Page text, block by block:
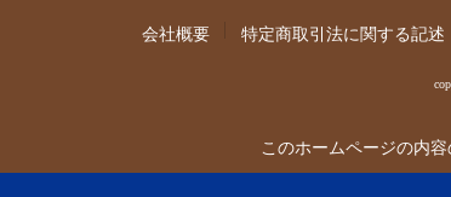
会社概要 特定商取引法に関する記述
このホームページの内